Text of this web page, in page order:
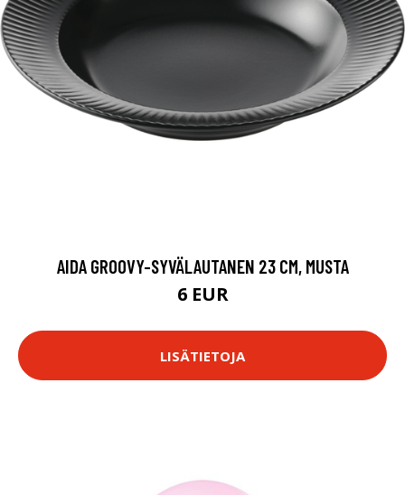
AIDA GROOVY-SYVÄLAUTANEN 23 CM, MUSTA
6 EUR
LISÄTIETOJA